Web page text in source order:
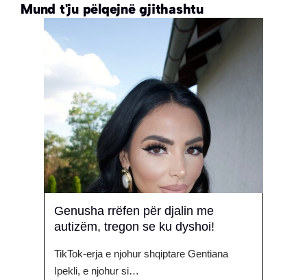
Mund t'ju pëlqejnë gjithashtu
Genusha rrëfen për djalin me
autizëm, tregon se ku dyshoi!
TikTok-erja e njohur shqiptare Gentiana
Ipekli, e njohur si…